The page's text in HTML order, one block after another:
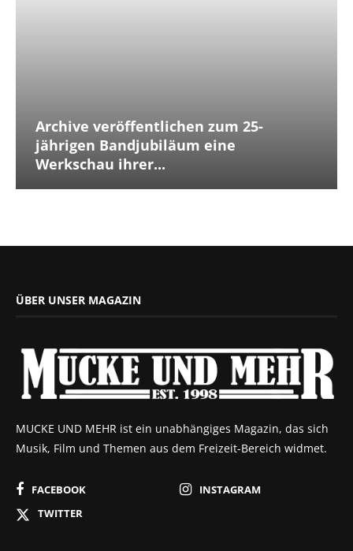
Archive veröffentlichen zum 25-
jährigen Bandjubiläum eine
Werkschau ihrer...
ÜBER UNSER MAGAZIN
MUCKE UND MEHR ist ein unabhängiges Magazin, das sich
Musik, Film und Themen aus dem Freizeit-Bereich widmet.
FACEBOOK
INSTAGRAM
TWITTER